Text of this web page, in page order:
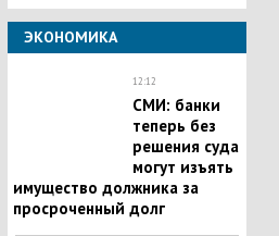
ЭКОНОМИКА
12:12
СМИ: банки
теперь без
решения суда
могут изъять
имущество должника за
просроченный долг